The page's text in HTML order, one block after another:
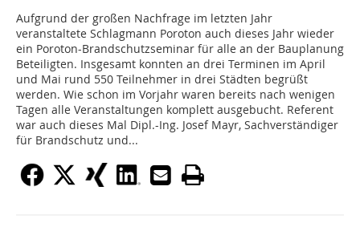
Aufgrund der großen Nachfrage im letzten Jahr
veranstaltete Schlagmann Poroton auch dieses Jahr wieder
ein Poroton-Brandschutzseminar für alle an der Bauplanung
Beteiligten. Insgesamt konnten an drei Terminen im April
und Mai rund 550 Teilnehmer in drei Städten begrüßt
werden. Wie schon im Vorjahr waren bereits nach wenigen
Tagen alle Veranstaltungen komplett ausgebucht. Referent
war auch dieses Mal Dipl.-Ing. Josef Mayr, Sachverständiger
für Brandschutz und...